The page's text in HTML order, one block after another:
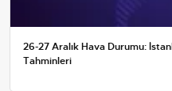
26-27 Aralık Hava Durumu:
Tahminleri